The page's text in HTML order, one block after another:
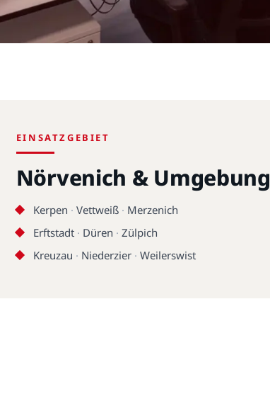
EINSATZGEBIET
Nörvenich & Umgebung
Kerpen · Vettweiß· Merzenich
Erftstadt· Düren · Zülpich
Kreuzau · Niederzier· Weilerswist